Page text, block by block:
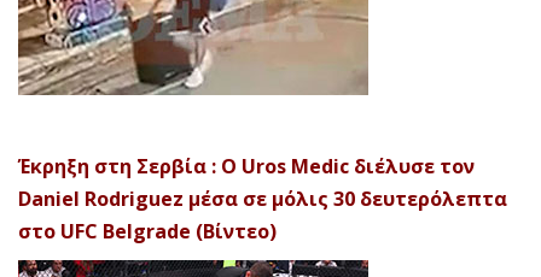
Έκρηξη στη Σερβία : Ο Uros Medic διέλυσε τον
Daniel Rodriguez μέσα σε μόλις 30 δευτερόλεπτα
στο UFC Belgrade (Βίντεο)